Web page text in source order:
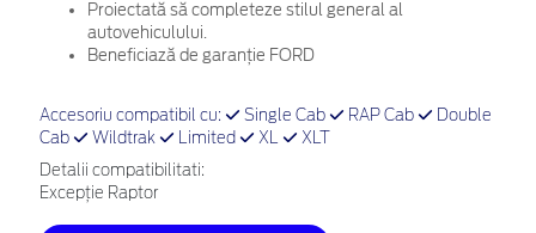
Proiectată să completeze stilul general al
autovehiculului.
Beneficiază de garanție FORD
Accesoriu compatibil cu: Single Cab RAP Cab
Double
Cab
Wildtrak Limited XL XLT
Detalii compatibilitati:
Excepție Raptor